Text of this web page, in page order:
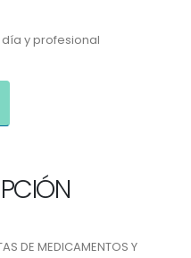
y profesional
DE MEDICAMENTOS Y